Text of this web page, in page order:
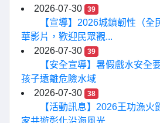
2026-07-30
39
【宣導】2026城鎮韌性（
華影片，歡迎民眾觀...
2026-07-30
39
【安全宣導】暑假戲水安全
孩子遠離危險水域
2026-07-30
38
【活動訊息】2026王功漁火
家共遊彰化沿海風光